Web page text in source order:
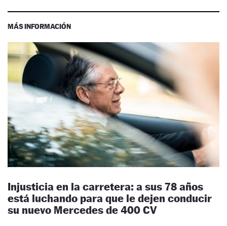
MÁS INFORMACIÓN
Injusticia en la carretera: a sus 78 años
está luchando para que le dejen conducir
su nuevo Mercedes de 400 CV